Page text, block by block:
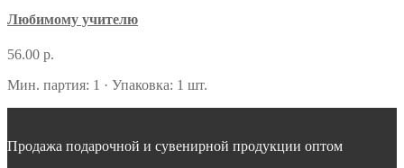
Любимому учителю
56.00 р.
Мин. партия: 1 · Упаковка: 1 шт.
Продажа подарочной и сувенирной продукции оптом